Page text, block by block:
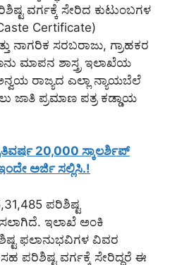
ವರ್ಗಕ್ಕೆ ಸೇರಿದ ಕುಟುಂಬಗಳ
Certificate)
ನಾಗರಿಕ ಸರಬರಾಜು, ಗ್ರಾಹಕರ
ಮಾಪನ ಶಾಸ್ತ್ರ ಇಲಾಖೆಯ
ರಾಜ್ಯದ ಎಲ್ಲಾ ನ್ಯಾಯಬೆಲೆ
ಜಾತಿ ಪ್ರಮಾಣ ಪತ್ರ ಕಡ್ಡಾಯ
20,000 ಸ್ಕಾಲರ್ಶಿಪ್
ಅರ್ಜಿ ಸಲ್ಲಿಸಿ.!
ಪರಿಶಿಷ್ಟ
ಇಲಾಖೆ ಅಂಕಿ
ಫಲಾನುಭವಿಗಳ ವಿವರ
ಸಹ ಪರಿಶಿಷ್ಟ ವರ್ಗಕ್ಕೆ ಸೇರಿದ್ದರೆ ಈ